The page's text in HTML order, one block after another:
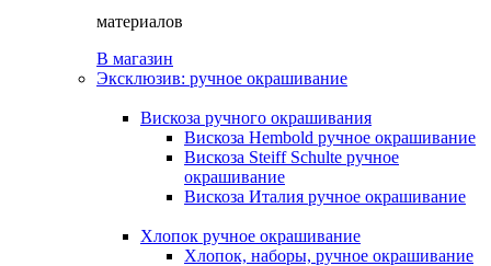
материалов
В магазин
Эксклюзив: ручное окрашивание
Вискоза ручного окрашивания
Вискоза Hembold ручное окрашивание
Вискоза Steiff Schulte ручное
окрашивание
Вискоза Италия ручное окрашивание
Хлопок ручное окрашивание
Хлопок, наборы, ручное окрашивание